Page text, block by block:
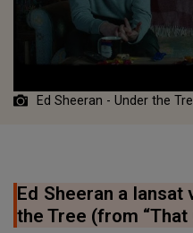
Ed Sheeran - Under the
Ed Sheeran a
the Tree (from